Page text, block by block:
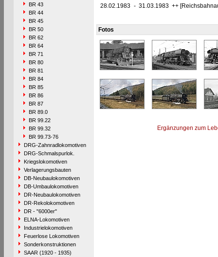
BR 43
BR 44
BR 45
BR 50
BR 62
BR 64
BR 71
BR 80
BR 81
BR 84
BR 85
BR 86
BR 87
BR 89.0
BR 99.22
BR 99.32
BR 99.73-76
DRG-Zahnradlokomotiven
DRG-Schmalspurlok.
Kriegslokomotiven
Verlagerungsbauten
DB-Neubaulokomotiven
DB-Umbaulokomotiven
DR-Neubaulokomotiven
DR-Rekolokomotiven
DR - "6000er"
ELNA-Lokomotiven
Industrielokomotiven
Feuerlose Lokomotiven
Sonderkonstruktionen
SAAR (1920 - 1935)
28.02.1983 - 31.03.1983 ++
Fotos
Ergänzungen zum